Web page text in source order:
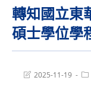
轉知國立東
碩士學位學
Post2025-11-19